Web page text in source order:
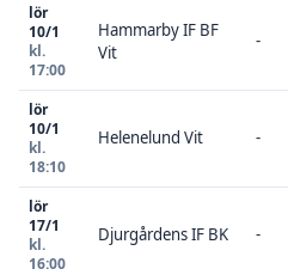
lör
10/1
kl.
17:00
Hammarby IF BF
Vit
-
lör
10/1
kl.
18:10
Helenelund Vit -
lör
17/1
kl.
16:00
Djurgårdens IF BK -